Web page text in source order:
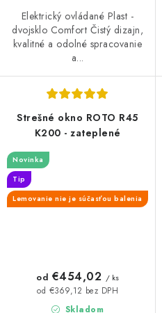
Elektrický ovládané Plast -
dvojsklo Comfort Čistý dizajn,
kvalitné a odolné spracovanie
a...
Strešné okno ROTO R45
K200 - zateplené
Novinka
Tip
Lemovanie nie je súčasťou balenia
Skladom
od €369,12 bez DPH
od €454,02 / ks